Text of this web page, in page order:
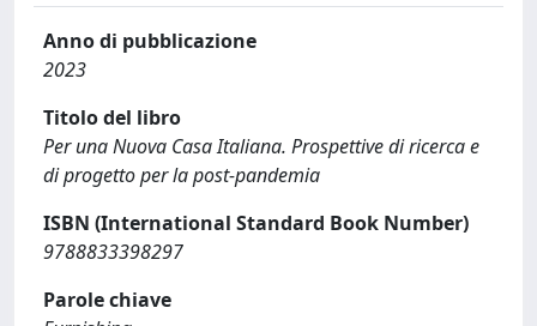
Anno di pubblicazione
2023
Titolo del libro
Per una Nuova Casa Italiana. Prospettive di ricerca e
di progetto per la post-pandemia
ISBN (International Standard Book Number)
9788833398297
Parole chiave